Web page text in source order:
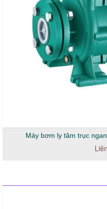
Máy bơm ly tâm trục